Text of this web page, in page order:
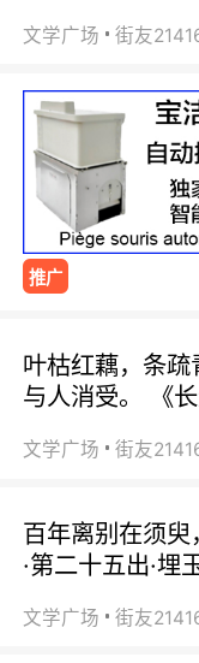
文学广场
推广
叶枯红藕，条
与人消受。 《
文学广场
百年离别在须
·第二十五出·埋
文学广场